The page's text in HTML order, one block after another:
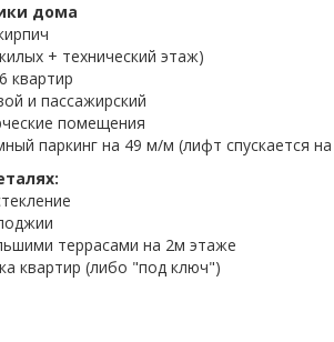
дома
+ технический этаж)
квартир
и пассажирский
помещения
паркинг на 49 м/м (лифт спускается
террасами на 2м этаже
квартир (либо "под ключ")